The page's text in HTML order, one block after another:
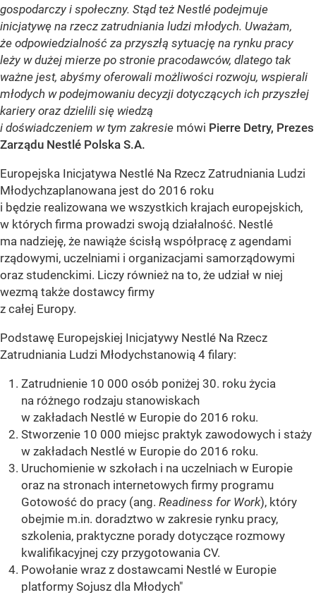
gospodarczy i społeczny. Stąd też Nestlé podejmuje
inicjatywę na rzecz zatrudniania ludzi młodych. Uważam,
że odpowiedzialność za przyszłą sytuację na rynku pracy
leży w dużej mierze po stronie pracodawców, dlatego tak
ważne jest, abyśmy oferowali możliwości rozwoju, wspierali
młodych w podejmowaniu decyzji dotyczących ich przyszłej
kariery oraz dzielili się wiedzą
i doświadczeniem w tym zakresie mówi Pierre Detry, Prezes
Zarządu Nestlé Polska S.A.
Europejska Inicjatywa Nestlé Na Rzecz Zatrudniania Ludzi
Młodychzaplanowana jest do 2016 roku
i będzie realizowana we wszystkich krajach europejskich,
w których firma prowadzi swoją działalność. Nestlé
ma nadzieję, że nawiąże ścisłą współpracę z agendami
rządowymi, uczelniami i organizacjami samorządowymi
oraz studenckimi. Liczy również na to, że udział w niej
wezmą także dostawcy firmy
z całej Europy.
Podstawę Europejskiej Inicjatywy Nestlé Na Rzecz
Zatrudniania Ludzi Młodychstanowią 4 filary:
Zatrudnienie 10 000 osób poniżej 30. roku życia
na różnego rodzaju stanowiskach
w zakładach Nestlé w Europie do 2016 roku.
Stworzenie 10 000 miejsc praktyk zawodowych i staży
w zakładach Nestlé w Europie do 2016 roku.
Uruchomienie w szkołach i na uczelniach w Europie
oraz na stronach internetowych firmy programu
Gotowość do pracy (ang. Readiness for Work), który
obejmie m.in. doradztwo w zakresie rynku pracy,
szkolenia, praktyczne porady dotyczące rozmowy
kwalifikacyjnej czy przygotowania CV.
Powołanie wraz z dostawcami Nestlé w Europie
platformy Sojusz dla Młodych"